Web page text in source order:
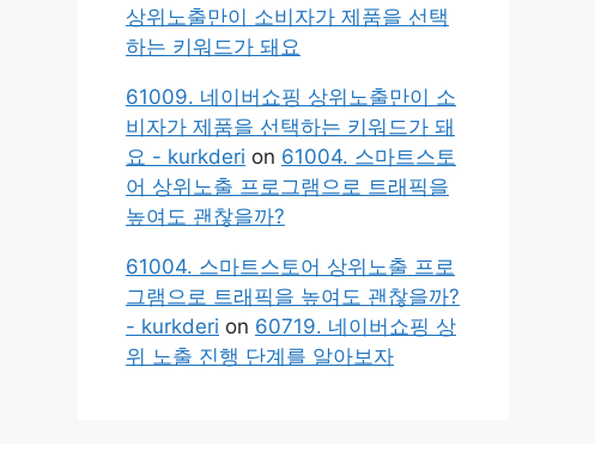
상위노출만이 소비자가 제품을 선택
하는 키워드가 돼요
61009. 네이버쇼핑 상위노출만이 소
비자가 제품을 선택하는 키워드가 돼
요 - kurkderi on 61004. 스마트스토
어 상위노출 프로그램으로 트래픽을
높여도 괜찮을까?
61004. 스마트스토어 상위노출 프로
그램으로 트래픽을 높여도 괜찮을까?
- kurkderi on 60719. 네이버쇼핑 상
위 노출 진행 단계를 알아보자